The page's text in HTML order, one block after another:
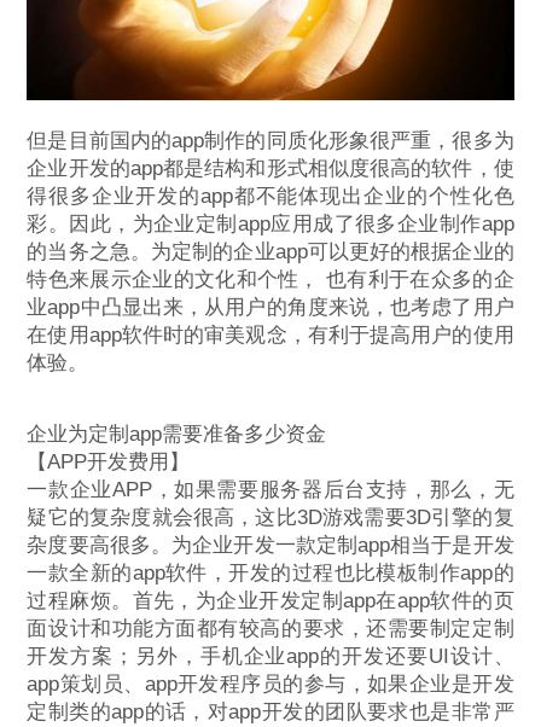
但是目前国内的app制作的同质化形象很严重，很多为
企业开发的app都是结构和形式相似度很高的软件，使
得很多企业开发的app都不能体现出企业的个性化色
彩。因此，为企业定制app应用成了很多企业制作app
的当务之急。为定制的企业app可以更好的根据企业的
特色来展示企业的文化和个性， 也有利于在众多的企
业app中凸显出来，从用户的角度来说，也考虑了用户
在使用app软件时的审美观念，有利于提高用户的使用
体验。
企业为定制app需要准备多少资金
【APP开发费用】
一款企业APP，如果需要服务器后台支持，那么，无
疑它的复杂度就会很高，这比3D游戏需要3D引擎的复
杂度要高很多。为企业开发一款定制app相当于是开发
一款全新的app软件，开发的过程也比模板制作app的
过程麻烦。首先，为企业开发定制app在app软件的页
面设计和功能方面都有较高的要求，还需要制定定制
开发方案；另外，手机企业app的开发还要UI设计、
app策划员、app开发程序员的参与，如果企业是开发
定制类的app的话，对app开发的团队要求也是非常严